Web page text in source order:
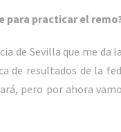
para practicar el
de Sevilla que me da
de resultados de la
pero por ahora